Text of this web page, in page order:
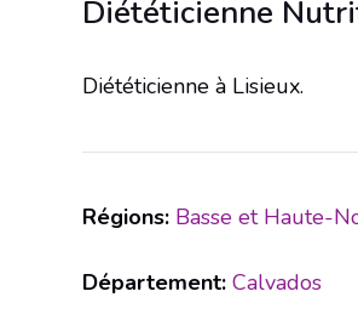
Diététicienne
Diététicienne à Lisieux.
Régions: Basse et Haute-
Département: Calvados